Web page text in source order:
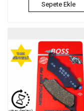
Sepete Ekle